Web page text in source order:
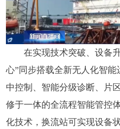
在实现技术突破、设备升
心”同步搭载全新无人化智
中控制、智能分级诊断、片
修于一体的全流程智能管控
化技术，换流站可实现设备